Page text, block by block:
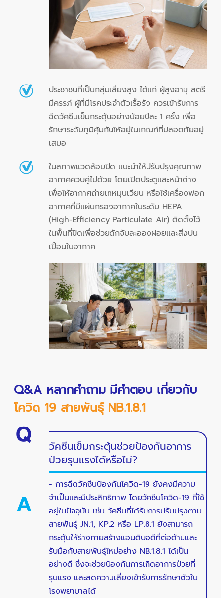
ประชาชนที่เป็นกลุ่มเสี่ยงสูง ได้แก่ ผู้สูงอายุ สตรี
มีครรภ์ ผู้ที่มีโรคประจำตัวเรื้อรัง ควรเข้ารับการ
ฉีดวัคซีนเข็มกระตุ้นอย่างน้อยปีละ 1 ครั้ง เพื่อ
รักษาระดับภูมิคุ้มกันให้อยู่ในเกณฑ์ที่ปลอดภัยอยู่
เสมอ
ในสภาพแวดล้อมปิด แนะนำให้ปรับปรุงคุณภาพ
อากาศควบคู่ไปด้วย โดยเปิดประตูและหน้าต่าง
เพื่อให้อากาศถ่ายเทหมุนเวียน หรือใช้เครื่องฟอก
อากาศที่มีแผ่นกรองอากาศในระดับ HEPA
(High-Efficiency Particulate Air) ติดตั้งไว้
ในพื้นที่ปิดเพื่อช่วยดักจับละอองฝอยและสิ่งปน
เปื้อนในอากาศ
Q&A หลากคำถาม มีคำตอบ เกี่ยวกับ
โควิด 19 สายพันธุ์ NB.1.8.1
วัคซีนเข็มกระตุ้นช่วยป้องกันอาการ
ป่วยรุนแรงได้หรือไม่?
- การฉีดวัคซีนป้องกันโควิด-19 ยังคงมีความ
จำเป็นและมีประสิทธิภาพ โดยวัคซีนโควิด-19 ที่ใช้
อยู่ในปัจจุบัน เช่น วัคซีนที่ได้รับการปรับปรุงตาม
สายพันธุ์ JN.1, KP.2 หรือ LP.8.1 ยังสามารถ
กระตุ้นให้ร่างกายสร้างแอนติบอดีที่ต่อต้านและ
รับมือกับสายพันธุ์ใหม่อย่าง NB.1.8.1 ได้เป็น
อย่างดี ซึ่งจะช่วยป้องกันการเกิดอาการป่วยที่
รุนแรง และลดความเสี่ยงเข้ารับการรักษาตัวใน
โรงพยาบาลได้